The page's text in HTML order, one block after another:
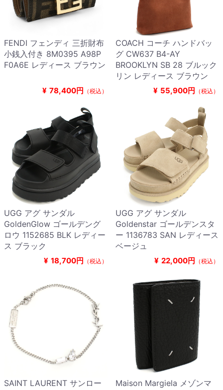
FENDI フェンディ 三折財布
小銭入付き 8M0395 A98P
F0A6E レディース ブラウン
¥ 78,400円 （税込）
COACH コーチ ハンドバッ
グ CW637 B4-AY
BROOKLYN SB 28 ブルック
リン レディース ブラウン
¥ 55,900円 （税込）
UGG アグ サンダル
GoldenGlow ゴールデング
ロウ 1152685 BLK レディー
ス ブラック
¥ 18,700円 （税込）
UGG アグ サンダル
Goldenstar ゴールデンスタ
ー 1136783 SAN レディース
ベージュ
¥ 22,000円 （税込）
SAINT LAURENT サンロー
Maison Margiela メゾンマ